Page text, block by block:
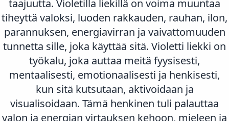
taajuutta. Violetilla liekillä on voima muuntaa
tiheyttä valoksi, luoden rakkauden, rauhan, ilon,
parannuksen, energiavirran ja vaivattomuuden
tunnetta sille, joka käyttää sitä. Violetti liekki on
työkalu, joka auttaa meitä fyysisesti,
mentaalisesti, emotionaalisesti ja henkisesti,
kun sitä kutsutaan, aktivoidaan ja
visualisoidaan. Tämä henkinen tuli palauttaa
valon ja energian virtauksen kehoon, mieleen ja